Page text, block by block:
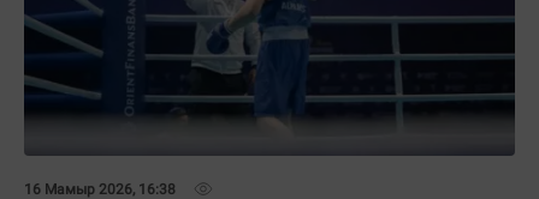
16 Мамыр 2026, 16:38